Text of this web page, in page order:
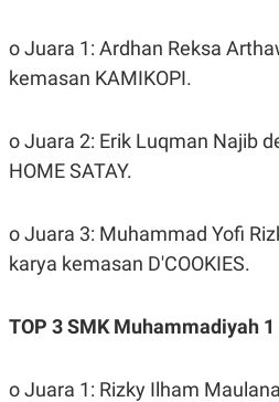
o Juara 1: Ardhan Reksa
kemasan KAMIKOPI.
o Juara 2: Erik Luqman Najib
HOME SATAY.
o Juara 3: Muhammad Yofi
karya kemasan D'COOKIES.
TOP 3 SMK Muhammadiyah
o Juara 1: Rizky Ilham